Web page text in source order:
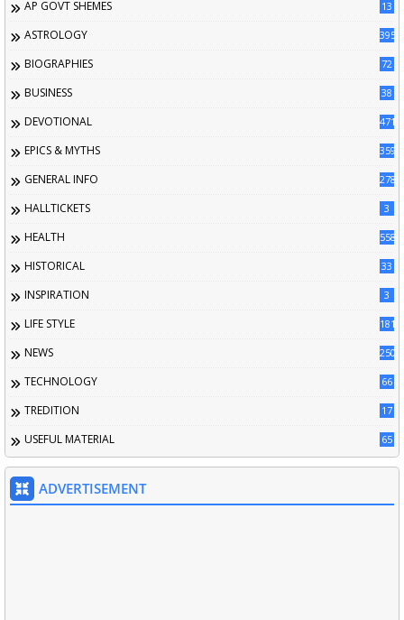
AP GOVT SHEMES 13
ASTROLOGY 395
BIOGRAPHIES 72
BUSINESS 38
DEVOTIONAL 471
EPICS & MYTHS 359
GENERAL INFO 2789
HALLTICKETS 3
HEALTH 558
HISTORICAL 33
INSPIRATION 3
LIFE STYLE 181
NEWS 250
TECHNOLOGY 66
TREDITION 17
USEFUL MATERIAL 65
ADVERTISEMENT